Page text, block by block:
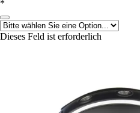
*
Dieses Feld ist erforderlich